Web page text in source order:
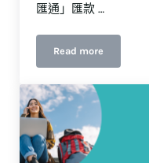
匯通」匯款 …
Read more匯 GCash，菲